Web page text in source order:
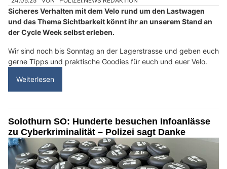
Sicheres Verhalten mit dem Velo rund um den Lastwagen
und das Thema Sichtbarkeit könnt ihr an unserem Stand an
der Cycle Week selbst erleben.
Wir sind noch bis Sonntag an der Lagerstrasse und geben euch
gerne Tipps und praktische Goodies für euch und euer Velo.
Weiterlesen
Solothurn SO: Hunderte besuchen Infoanlässe
zu Cyberkriminalität – Polizei sagt Danke